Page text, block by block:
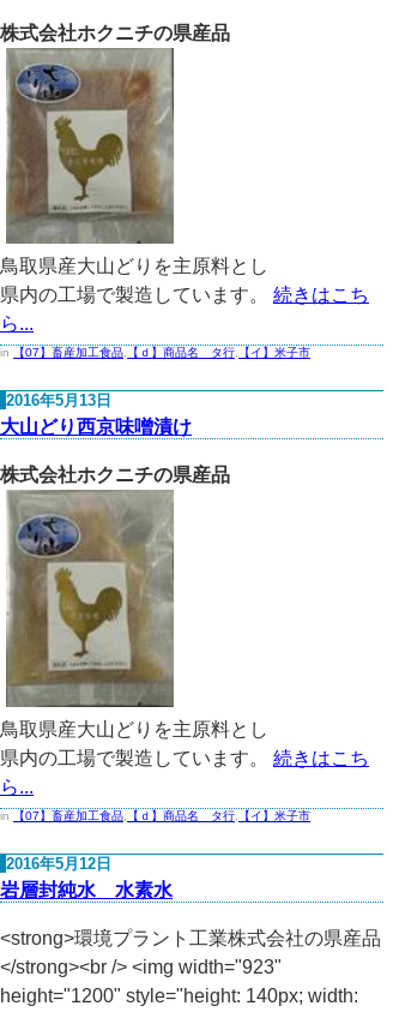
株式会社ホクニチの県産品
鳥取県産大山どりを主原料とし
県内の工場で製造しています。 続きはこち
ら...
in 【07】畜産加工食品 【ｄ】商品名 タ行 【イ】米子市
2016年5月13日
大山どり西京味噌漬け
株式会社ホクニチの県産品
鳥取県産大山どりを主原料とし
県内の工場で製造しています。 続きはこち
ら...
in 【07】畜産加工食品 【ｄ】商品名 タ行 【イ】米子市
2016年5月12日
岩層封純水 水素水
<strong>環境プラント工業株式会社の県産品
</strong><br /> <img width="923"
height="1200" style="height: 140px; width: